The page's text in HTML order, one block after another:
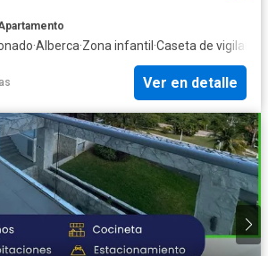
·Alberca·Zona infantil ·Caseta de vigilancia
Ver en detalle